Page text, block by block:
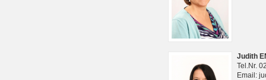
Judith
Tel.Nr.
Email: